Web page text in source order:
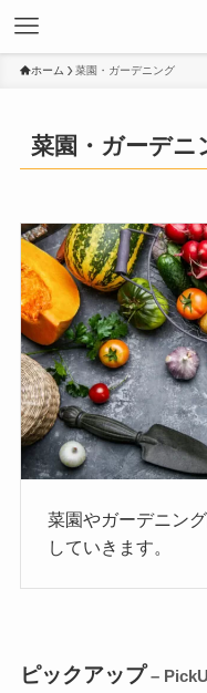
ホーム 菜園・ガーデニング
菜園・ガーデニ
菜園やガーデニン
していきます。
ピックアップ –